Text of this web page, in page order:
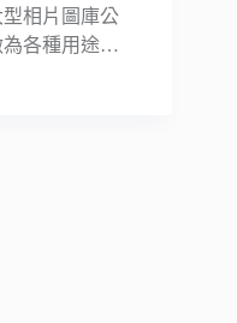
相片圖庫公
為各種用途…